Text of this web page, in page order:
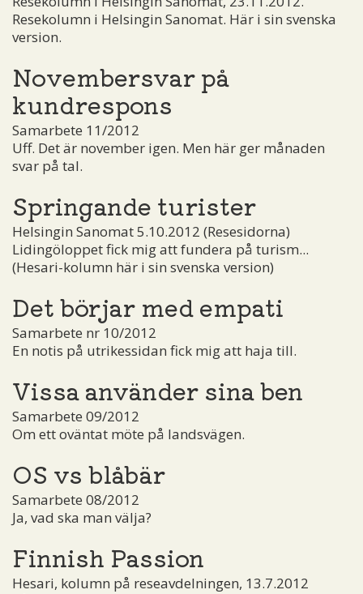
Resekolumn i Helsingin Sanomat. Här i sin svenska
version.
Novembersvar på
kundrespons
Samarbete 11/2012
Uff. Det är november igen. Men här ger månaden
svar på tal.
Springande turister
Helsingin Sanomat 5.10.2012 (Resesidorna)
Lidingöloppet fick mig att fundera på turism...
(Hesari-kolumn här i sin svenska version)
Det börjar med empati
Samarbete nr 10/2012
En notis på utrikessidan fick mig att haja till.
Vissa använder sina ben
Samarbete 09/2012
Om ett oväntat möte på landsvägen.
OS vs blåbär
Samarbete 08/2012
Ja, vad ska man välja?
Finnish Passion
Hesari, kolumn på reseavdelningen, 13.7.2012